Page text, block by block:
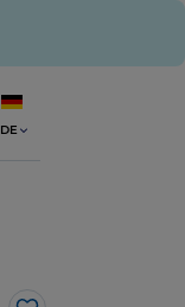
DE